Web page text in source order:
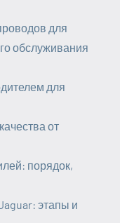
для
обслуживания
для
от
порядок,
этапы и